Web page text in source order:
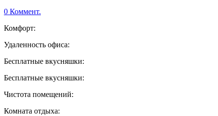
0 Коммент.
Комфорт:
Удаленность офиса:
Бесплатные вкусняшки:
Бесплатные вкусняшки:
Чистота помещений:
Комната отдыха: